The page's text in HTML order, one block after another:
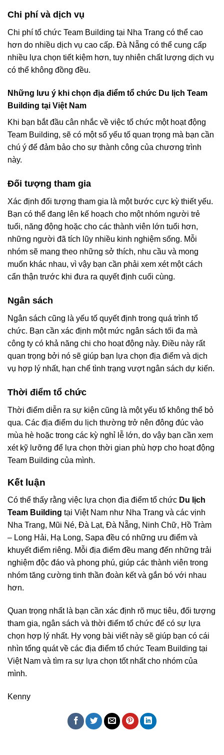
Chi phí và dịch vụ
Chi phí tổ chức Team Building tại Nha Trang có thể cao
hơn do nhiều dịch vụ cao cấp. Đà Nẵng có thể cung cấp
nhiều lựa chọn tiết kiệm hơn, tuy nhiên chất lượng dịch vụ
có thể không đồng đều.
Những lưu ý khi chọn địa điểm tổ chức Du lịch Team
Building tại Việt Nam
Khi bạn bắt đầu cân nhắc về việc tổ chức một hoạt động
Team Building, sẽ có một số yếu tố quan trọng mà bạn cần
chú ý để đảm bảo cho sự thành công của chương trình
này.
Đối tượng tham gia
Xác định đối tượng tham gia là một bước cực kỳ thiết yếu.
Bạn có thể đang lên kế hoạch cho một nhóm người trẻ
tuổi, năng động hoặc cho các thành viên lớn tuổi hơn,
những người đã tích lũy nhiều kinh nghiệm sống. Mỗi
nhóm sẽ mang theo những sở thích, nhu cầu và mong
muốn khác nhau, vì vậy bạn cần phải xem xét một cách
cẩn thận trước khi đưa ra quyết định cuối cùng.
Ngân sách
Ngân sách cũng là yếu tố quyết định trong quá trình tổ
chức. Bạn cần xác định một mức ngân sách tối đa mà
công ty có khả năng chi cho hoạt động này. Điều này rất
quan trọng bởi nó sẽ giúp bạn lựa chọn địa điểm và dịch
vụ hợp lý nhất, hạn chế tình trạng vượt ngân sách dự kiến.
Thời điểm tổ chức
Thời điểm diễn ra sự kiện cũng là một yếu tố không thể bỏ
qua. Các địa điểm du lịch thường trở nên đông đúc vào
mùa hè hoặc trong các kỳ nghỉ lễ lớn, do vậy bạn cần xem
xét kỹ lưỡng để lựa chọn thời gian phù hợp cho hoạt động
Team Building của mình.
Kết luận
Có thể thấy rằng việc lựa chọn địa điểm tổ chức Du lịch
Team Building tại Việt Nam như Nha Trang và các vịnh
Nha Trang, Mũi Né, Đà Lạt, Đà Nẵng, Ninh Chữ, Hồ Tràm
– Long Hải, Hạ Long, Sapa đều có những ưu điểm và
khuyết điểm riêng. Mỗi địa điểm đều mang đến những trải
nghiệm độc đáo và phong phú, giúp các thành viên trong
nhóm tăng cường tinh thần đoàn kết và gắn bó với nhau
hơn.
Quan trọng nhất là bạn cần xác định rõ mục tiêu, đối tượng
tham gia, ngân sách và thời điểm tổ chức để có sự lựa
chọn hợp lý nhất. Hy vọng bài viết này sẽ giúp bạn có cái
nhìn tổng quát về các địa điểm tổ chức Team Building tại
Việt Nam và tìm ra sự lựa chọn tốt nhất cho nhóm của
mình.
Kenny